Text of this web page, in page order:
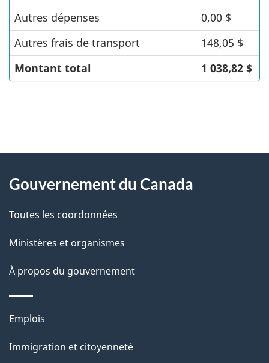
Autres dépenses
0,00 $
Autres frais de transport
148,05 $
Montant total
1 038,82 $
D
t
a
l
s
l
a
propos
ce
site
Gouvernement du Canada
Toutes les coordonnées
Ministères et organismes
À propos du gouvernement
Thèmes
sujets
Emplois
Immigration et citoyenneté